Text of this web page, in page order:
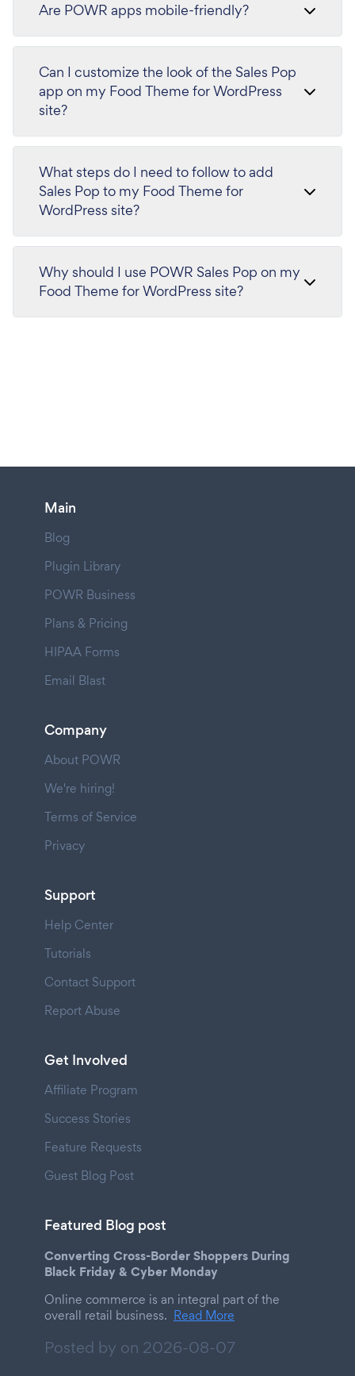
Are POWR apps mobile-friendly?
Can I customize the look of the Sales Pop
app on my Food Theme for WordPress
site?
What steps do I need to follow to add
Sales Pop to my Food Theme for
WordPress site?
Why should I use POWR Sales Pop on my
Food Theme for WordPress site?
Main
Blog
Plugin Library
POWR Business
Plans & Pricing
HIPAA Forms
Email Blast
Company
About POWR
We're hiring!
Terms of Service
Privacy
Support
Help Center
Tutorials
Contact Support
Report Abuse
Get Involved
Affiliate Program
Success Stories
Feature Requests
Guest Blog Post
Featured Blog post
Converting Cross-Border Shoppers During
Black Friday & Cyber Monday
Online commerce is an integral part of the
overall retail business. Read More
Posted by on 2026-08-07